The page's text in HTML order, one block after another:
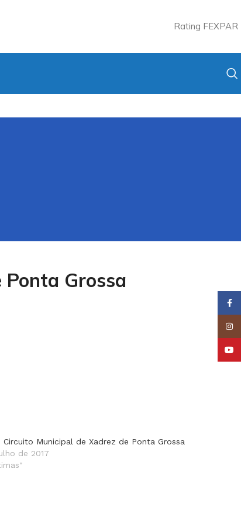
Rating FEXPAR
Grossa
Circuito Municipal de Xadrez de Ponta Grossa
de 2017